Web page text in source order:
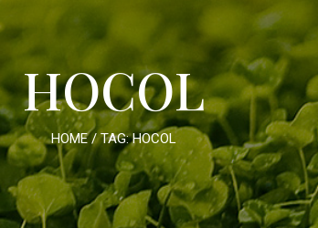
HOCOL
HOME/ TAG:HOCOL